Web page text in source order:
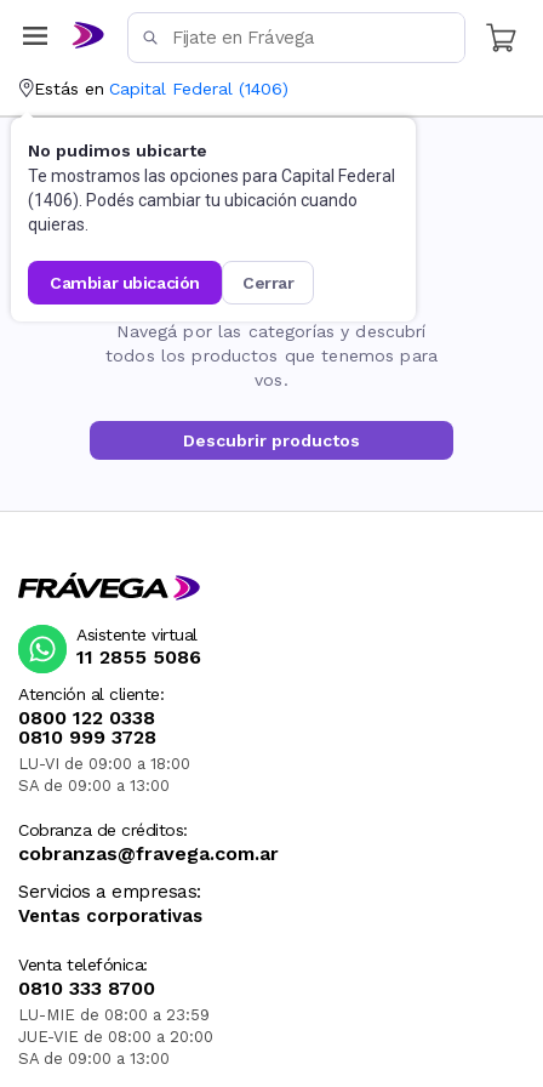
Estás en Capital Federal (1406)
No pudimos ubicarte
Te mostramos las opciones para Capital Federal
(1406). Podés cambiar tu ubicación cuando
quieras.
cambiar ubicación cerrar
La página no existe
Navegá por las categorías y descubrí
todos los productos que tenemos para
vos.
Descubrir productos
Atención al cliente:
0800 122 0338
0810 999 3728
LU-VI de 09:00 a 18:00
SA de 09:00 a 13:00
Cobranza de créditos:
cobranzas@fravega.com.ar
Servicios a empresas:
Ventas corporativas
Venta telefónica:
0810 333 8700
LU-MIE de 08:00 a 23:59
JUE-VIE de 08:00 a 20:00
SA de 09:00 a 13:00
Asistente virtual
11 2855 5086